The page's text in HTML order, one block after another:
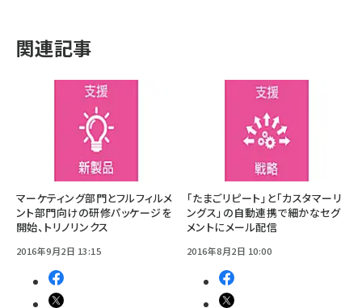
関連記事
マーケティング部門とフルフィルメ
ント部門向けの研修パッケージを
開始、トリノリンクス
2016年9月2日 13:15
「たまごリピート」と「カスタマーリ
ングス」の自動連携で細かなセグ
メントにメール配信
2016年8月2日 10:00